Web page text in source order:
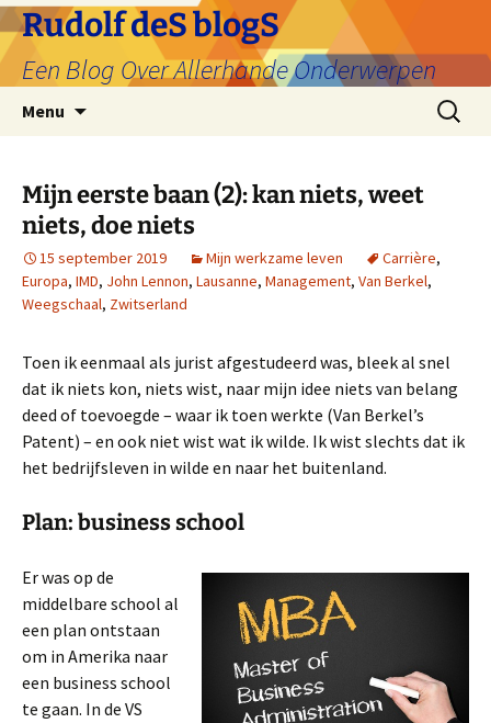
Ga
naar
de
inhoud
Rudolf deS blogS
Een Blog Over Allerhande Onderwerpen
Menu
Zoeken
naar:
Mijn eerste baan (2): kan niets, weet
niets, doe niets
15 september 2019 Mijn werkzame leven Carrière,
Europa, IMD, John Lennon, Lausanne, Management, Van Berkel,
Weegschaal, Zwitserland
Toen ik eenmaal als jurist afgestudeerd was, bleek al snel
dat ik niets kon, niets wist, naar mijn idee niets van belang
deed of toevoegde – waar ik toen werkte (Van Berkel’s
Patent) – en ook niet wist wat ik wilde. Ik wist slechts dat ik
het bedrijfsleven in wilde en naar het buitenland.
Plan: business school
Er was op de
middelbare school al
een plan ontstaan
om in Amerika naar
een business school
te gaan. In de VS